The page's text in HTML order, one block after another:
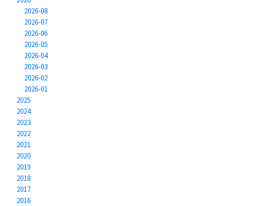
2026-08
2026-07
2026-06
2026-05
2026-04
2026-03
2026-02
2026-01
2025
2024
2023
2022
2021
2020
2019
2018
2017
2016